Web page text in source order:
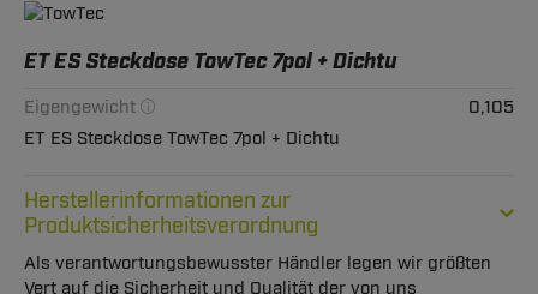
ET ES Steckdose TowTec 7pol + Dichtu
Eigengewicht
0,105
ET ES Steckdose TowTec 7pol + Dichtu
Herstellerinformationen zur
Produktsicherheitsverordnung
Als verantwortungsbewusster Händler legen wir größten
Vert auf die Sicherheit und Qualität der von uns